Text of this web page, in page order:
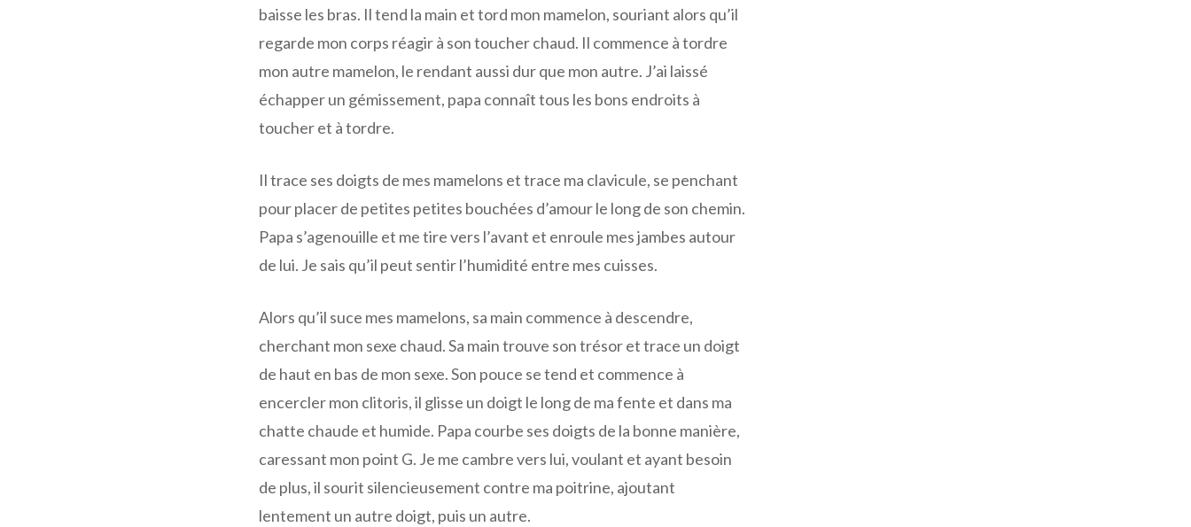
baisse les bras. Il tend la main et tord mon mamelon, souriant alors qu’il
regarde mon corps réagir à son toucher chaud. Il commence à tordre
mon autre mamelon, le rendant aussi dur que mon autre. J’ai laissé
échapper un gémissement, papa connaît tous les bons endroits à
toucher et à tordre.
Il trace ses doigts de mes mamelons et trace ma clavicule, se penchant
pour placer de petites petites bouchées d’amour le long de son chemin.
Papa s’agenouille et me tire vers l’avant et enroule mes jambes autour
de lui. Je sais qu’il peut sentir l’humidité entre mes cuisses.
Alors qu’il suce mes mamelons, sa main commence à descendre,
cherchant mon sexe chaud. Sa main trouve son trésor et trace un doigt
de haut en bas de mon sexe. Son pouce se tend et commence à
encercler mon clitoris, il glisse un doigt le long de ma fente et dans ma
chatte chaude et humide. Papa courbe ses doigts de la bonne manière,
caressant mon point G. Je me cambre vers lui, voulant et ayant besoin
de plus, il sourit silencieusement contre ma poitrine, ajoutant
lentement un autre doigt, puis un autre.